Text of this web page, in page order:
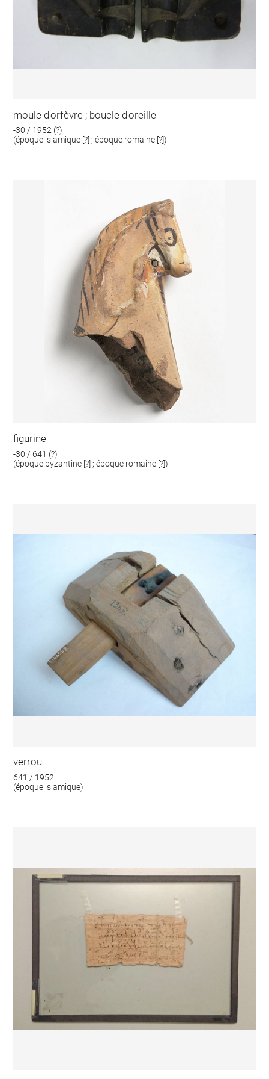
moule d'orfèvre ; boucle d'oreille
-30 / 1952 (?)
(époque islamique [?] ; époque romaine [?])
figurine
-30 / 641 (?)
(époque byzantine [?] ; époque romaine [?])
verrou
641 / 1952
(époque islamique)